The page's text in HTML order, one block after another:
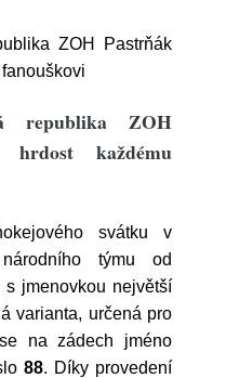
ZOH Pastrňák
republika ZOH
každému
svátku v
týmu od
jmenovkou největší
varianta, určená pro
na zádech jméno
88. Díky provedení